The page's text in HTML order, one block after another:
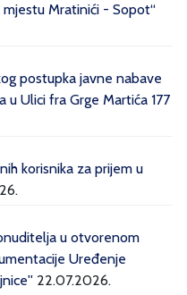
Mratinići - Sopot“
postupka javne nabave
Ulici fra Grge Martića 177
korisnika za prijem u
u otvorenom
Uređenje
22.07.2026.